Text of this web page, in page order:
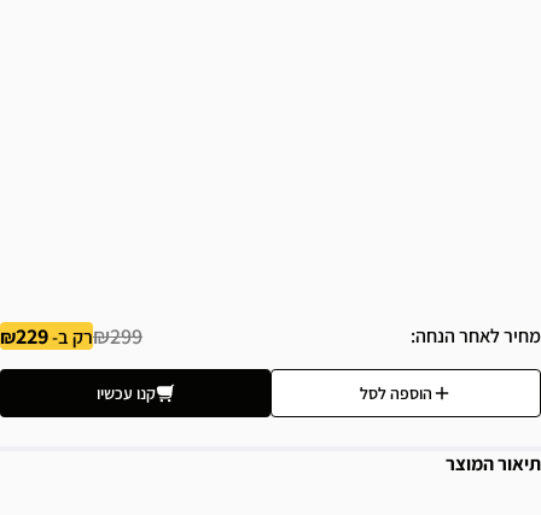
מחיר לאחר הנחה ₪299רק ב-229
הוספה לסל קנו עכשיו
תיאור המוצר